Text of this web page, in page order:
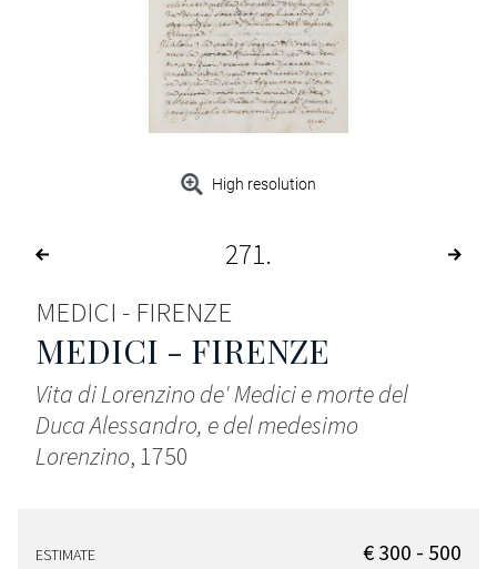
High resolution
271
MEDICI - FIRENZE
MEDICI - FIRENZE
Vita di Lorenzino de' Medici e morte del
Duca Alessandro, e del medesimo
Lorenzino, 1750
ESTIMATE € 300 - 500